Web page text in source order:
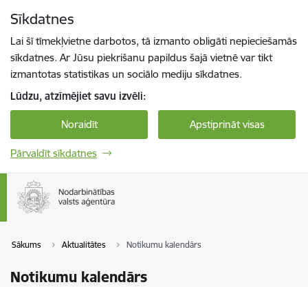
Sīkdatnes
Lai šī tīmekļvietne darbotos, tā izmanto obligāti nepieciešamās
sīkdatnes. Ar Jūsu piekrišanu papildus šajā vietnē var tikt
izmantotas statistikas un sociālo mediju sīkdatnes.
Lūdzu, atzīmējiet savu izvēli:
Noraidīt Apstiprināt visas
Pārvaldīt sīkdatnes
Sākums Aktualitātes Notikumu kalendārs
Notikumu kalendārs